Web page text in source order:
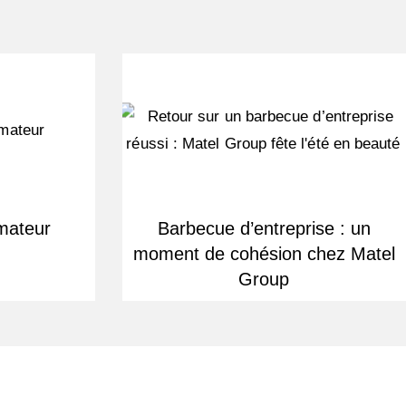
Barbecue d’entreprise : un
moment de cohésion chez Matel
Group